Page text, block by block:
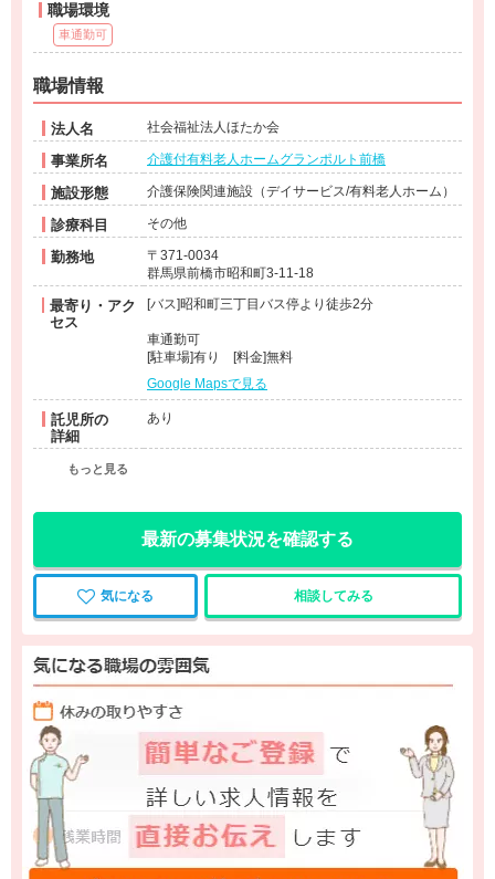
職場環境
車通勤可
職場情報
法人名 社会福祉法人ほたか会
事業所名 介護付有料老人ホームグランポルト前橋
施設形態 介護保険関連施設（デイサービス/有料老人ホーム）
診療科目 その他
勤務地
〒371-0034
群馬県前橋市昭和町3-11-18
最寄り・アク
セス
[バス]昭和町三丁目バス停より徒歩2分
車通勤可
[駐車場]有り [料金]無料
Google Mapsで見る
託児所の
詳細
あり
もっと見る
最新の募集状況を確認する
気になる 相談してみる